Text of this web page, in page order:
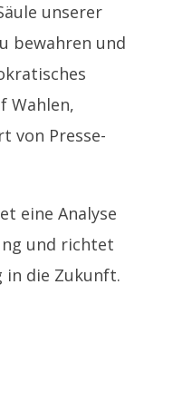
unserer
bewahren und
Wahlen,
von Presse-
eine Analyse
und richtet
in die Zukunft.